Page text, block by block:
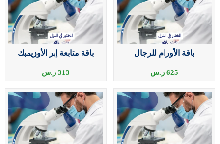
باقة الأورام للرجال
625 ر.س
باقة متابعة إبر الأوزيمبك
313 ر.س